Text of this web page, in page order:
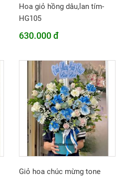
Hoa giỏ hồng dâu,lan tím-
HG105
630.000 đ
Giỏ hoa chúc mừng tone